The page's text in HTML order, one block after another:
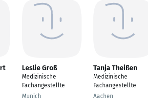
Leslie Groß
Medizinische
Fachangestellte
Munich
Tanja Theißen
Medizinische
Fachangestellte
Aachen